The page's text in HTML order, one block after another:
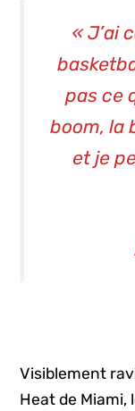
« J’ai
pas ce
boom, la
et je
Visiblement
Heat de Miami,